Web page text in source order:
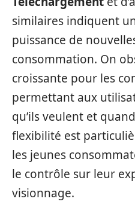
similaires indiquent
puissance de
consommation. On
croissante pour les
permettant aux
qu’ils veulent et
flexibilité est
les jeunes
le contrôle sur leur
visionnage.